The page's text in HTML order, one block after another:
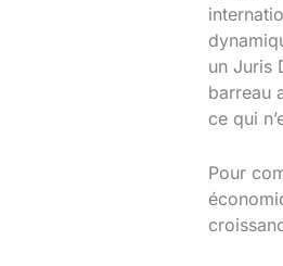
un Juris
barreau
ce qui
Pour